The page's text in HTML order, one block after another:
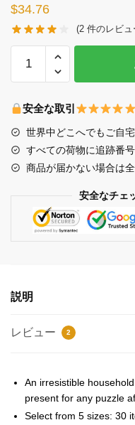
$34.76
(2 件のレビュ
Kids
sticker
pack
Jigsaw
安全な取引
世界中どこへでもご自
すべての荷物に追跡番
商品が届かない場合は
安全なチェ
説明
レビュー 2
An irresistible
present for any puzzle
Select from 5 sizes: 30